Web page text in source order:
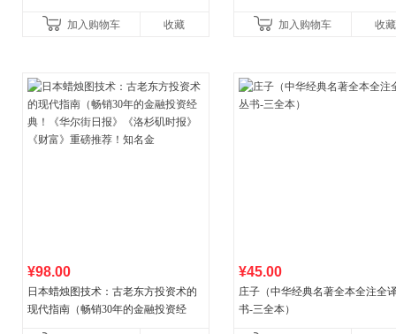
妙滋味！令人无法抗拒的
加入购物车 收藏
加入购物车
收藏
¥98.00
日本蜡烛图技术：古老东方投资术的
现代指南（畅销30年的金融投资经
¥45.00
庄子（中华经典名著全本全注全
书-三全本）